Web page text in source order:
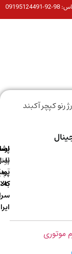
آکبند
سراسر
اصالت
پشتیبانی
(واتس